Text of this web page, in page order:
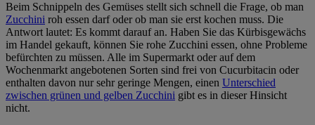
Beim Schnippeln des Gemüses stellt sich schnell die Frage, ob man
Zucchini roh essen darf oder ob man sie erst kochen muss. Die
Antwort lautet: Es kommt darauf an. Haben Sie das Kürbisgewächs
im Handel gekauft, können Sie rohe Zucchini essen, ohne Probleme
befürchten zu müssen. Alle im Supermarkt oder auf dem
Wochenmarkt angebotenen Sorten sind frei von Cucurbitacin oder
enthalten davon nur sehr geringe Mengen, einen Unterschied
zwischen grünen und gelben Zucchini gibt es in dieser Hinsicht
nicht.